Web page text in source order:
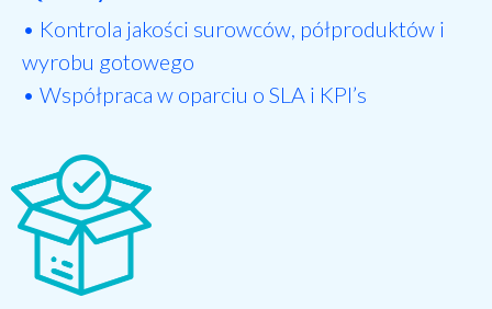
• Kontrola jakości surowców, półproduktów i
wyrobu gotowego
• Współpraca w oparciu o SLA i KPI’s